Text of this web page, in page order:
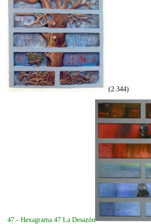
(2.344)
47.- Hexagrama 47 La Desazón